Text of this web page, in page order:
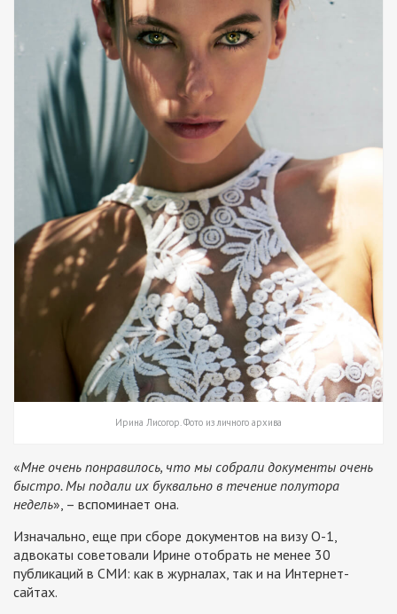
Ирина Лисогор. Фото из личного архива
«Мне очень понравилось, что мы собрали документы очень
быстро. Мы подали их буквально в течение полутора
недель», – вспоминает она.
Изначально, еще при сборе документов на визу О-1,
адвокаты советовали Ирине отобрать не менее 30
публикаций в СМИ: как в журналах, так и на Интернет-
сайтах.